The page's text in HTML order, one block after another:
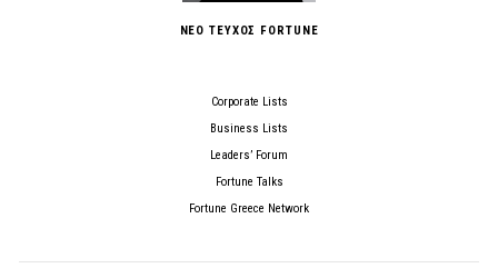
ΝΕΟ ΤΕΥΧΟΣ FORTUNE
Corporate Lists
Business Lists
Leaders’ Forum
Fortune Talks
Fortune Greece Network